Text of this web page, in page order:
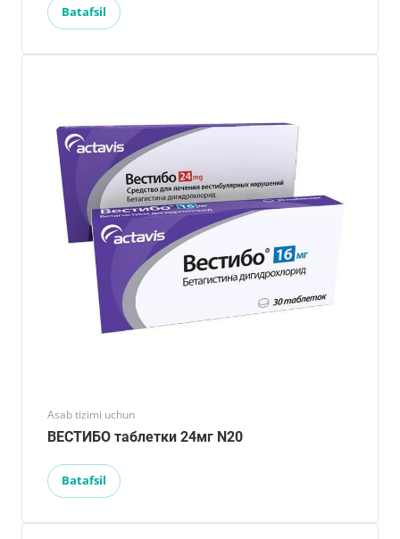
Batafsil
Asab tizimi uchun
ВЕСТИБО таблетки 24мг N20
Batafsil